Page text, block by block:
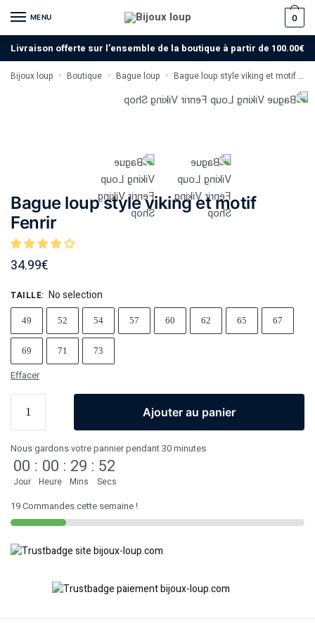
MENU 0
Livraison offerte sur l’ensemble de la boutique à partir de 100.00€
Bijoux loup » Boutique » Bague loup » Bague loup style viking et motif Fenrir
Bague loup style viking et motif
Fenrir
34.99€
TAILLE: No selection
49 52 54 57 60 62 65 67
69 71 73
Effacer
Ajouter au panier
Nous gardons votre pannier pendant 30 minutes
00
Jour
: 00
Heure
: 29
Mins
: 52
Secs
19 Commandes cette semaine !